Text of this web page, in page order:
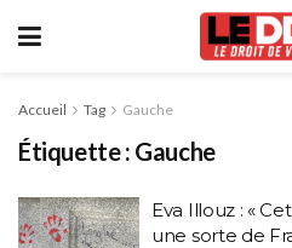
Accueil Tag Gauche
Étiquette : Gauche
Eva Illouz : «
une sorte de